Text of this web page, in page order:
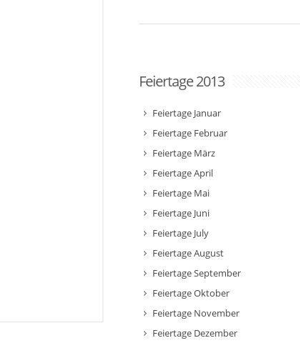
Feiertage 2013
Feiertage Januar
Feiertage Februar
Feiertage März
Feiertage April
Feiertage Mai
Feiertage Juni
Feiertage July
Feiertage August
Feiertage September
Feiertage Oktober
Feiertage November
Feiertage Dezember